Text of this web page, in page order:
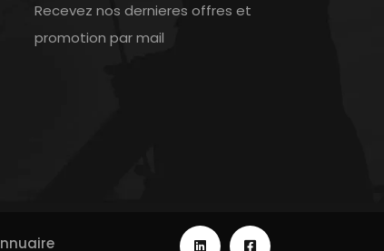
Recevez nos dernieres offres et
promotion par mail